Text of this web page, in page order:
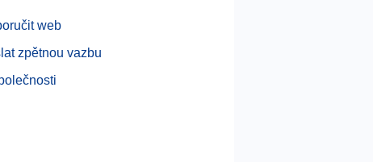
web
zpětnou vazbu